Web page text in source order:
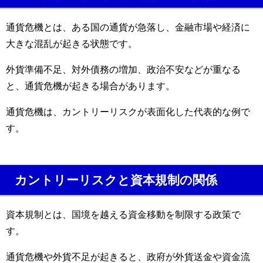
通貨危機とは、ある国の通貨が急落し、金融市場や経済に
大きな混乱が起きる状態です。
外貨準備不足、対外債務の増加、政治不安などが重なる
と、通貨危機が起きる場合があります。
通貨危機は、カントリーリスクが表面化した代表的な例で
す。
カントリーリスクと資本規制の関係
資本規制とは、国境を越える資金移動を制限する政策で
す。
通貨危機や外貨不足が起きると、政府が外貨送金や資金流